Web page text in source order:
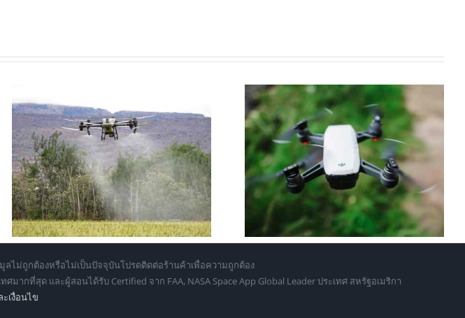
โดรนถ่ายภาพ รุ่นไหนดี 2026?
เปรียบเทียบสเปกและราคา
ตั้งแต่มือใหม่ถึงมืออาชีพ
วิธีบังคับโดรนพ่นยาเกษตร: คู่มือ
ฉบับสมบูรณ์สำหรับมือใหม่ 2026
ลไม่ถูกต้องหรือไม่เป็นปัจจุบันโปรดติดต่อร้านค้าเพื่อความถูกต้อง
กที่สุด และผู้สอนได้รับ Certified จาก FAA, NASA Space App Global Leader ประเทศ สหรัฐอเมริกา
เงื่อนไข